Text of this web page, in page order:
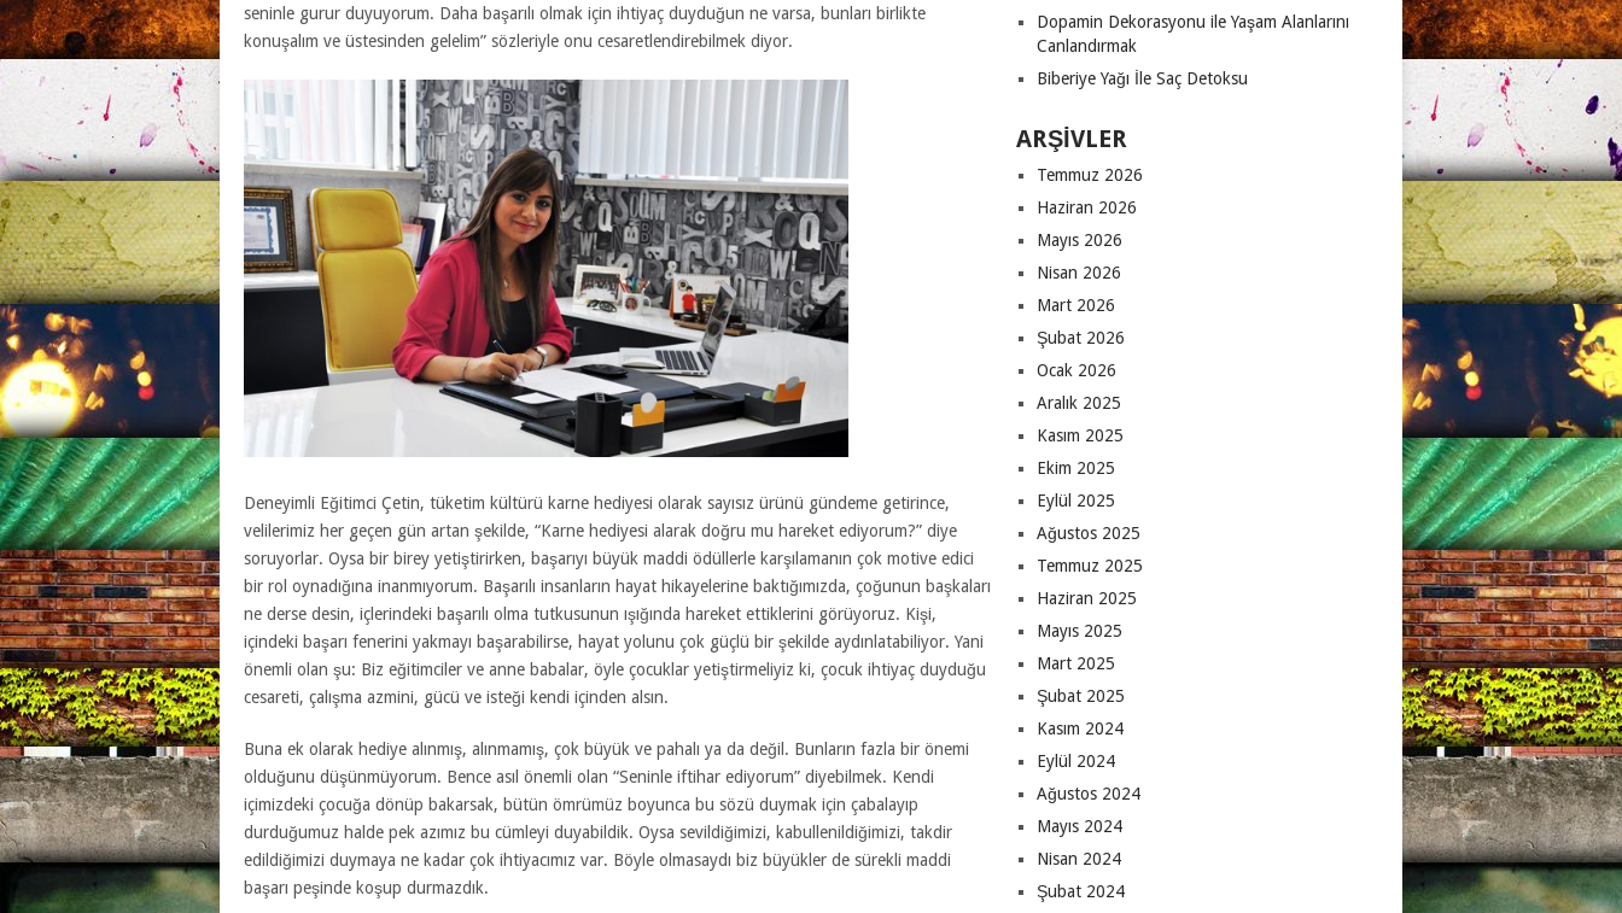
seninle gurur duyuyorum. Daha başarılı olmak için ihtiyaç duyduğun ne varsa, bunları birlikte
konuşalım ve üstesinden gelelim” sözleriyle onu cesaretlendirebilmek diyor.
Deneyimli Eğitimci Çetin, tüketim kültürü karne hediyesi olarak sayısız ürünü gündeme getirince,
velilerimiz her geçen gün artan şekilde, “Karne hediyesi alarak doğru mu hareket ediyorum?” diye
soruyorlar. Oysa bir birey yetiştirirken, başarıyı büyük maddi ödüllerle karşılamanın çok motive edici
bir rol oynadığına inanmıyorum. Başarılı insanların hayat hikayelerine baktığımızda, çoğunun başkaları
ne derse desin, içlerindeki başarılı olma tutkusunun ışığında hareket ettiklerini görüyoruz. Kişi,
içindeki başarı fenerini yakmayı başarabilirse, hayat yolunu çok güçlü bir şekilde aydınlatabiliyor. Yani
önemli olan şu: Biz eğitimciler ve anne babalar, öyle çocuklar yetiştirmeliyiz ki, çocuk ihtiyaç duyduğu
cesareti, çalışma azmini, gücü ve isteği kendi içinden alsın.
Buna ek olarak hediye alınmış, alınmamış, çok büyük ve pahalı ya da değil. Bunların fazla bir önemi
olduğunu düşünmüyorum. Bence asıl önemli olan “Seninle iftihar ediyorum” diyebilmek. Kendi
içimizdeki çocuğa dönüp bakarsak, bütün ömrümüz boyunca bu sözü duymak için çabalayıp
durduğumuz halde pek azımız bu cümleyi duyabildik. Oysa sevildiğimizi, kabullenildiğimizi, takdir
edildiğimizi duymaya ne kadar çok ihtiyacımız var. Böyle olmasaydı biz büyükler de sürekli maddi
başarı peşinde koşup durmazdık.
Dopamin Dekorasyonu ile Yaşam Alanlarını
Canlandırmak
Biberiye Yağı İle Saç Detoksu
ARŞIVLER
Temmuz 2026
Haziran 2026
Mayıs 2026
Nisan 2026
Mart 2026
Şubat 2026
Ocak 2026
Aralık 2025
Kasım 2025
Ekim 2025
Eylül 2025
Ağustos 2025
Temmuz 2025
Haziran 2025
Mayıs 2025
Mart 2025
Şubat 2025
Kasım 2024
Eylül 2024
Ağustos 2024
Mayıs 2024
Nisan 2024
Şubat 2024